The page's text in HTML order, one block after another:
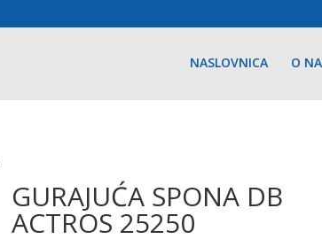
NASLOVNICA O
GURAJUĆA SPONA DB
ACTROS 25250